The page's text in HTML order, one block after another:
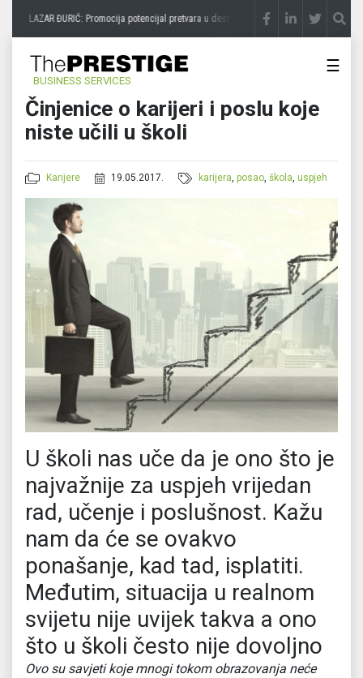
LAZAR ĐURIĆ: Promocija potencijal pretvara u destinaciju prije 2 sedmice
BUSINESS SERVICES
☰
Činjenice o karijeri i poslu koje
niste učili u školi
Karijere 19.05.2017. karijera,posao,škola,uspjeh
U školi nas uče da je ono što je
najvažnije za uspjeh vrijedan
rad, učenje i poslušnost. Kažu
nam da će se ovakvo
ponašanje, kad tad, isplatiti.
Međutim, situacija u realnom
svijetu nije uvijek takva a ono
što u školi često nije dovoljno
Ovo su savjeti koje mnogi tokom obrazovanja neće